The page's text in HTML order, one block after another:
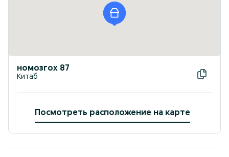
номозгох 87
Китаб
Посмотреть расположение на карте